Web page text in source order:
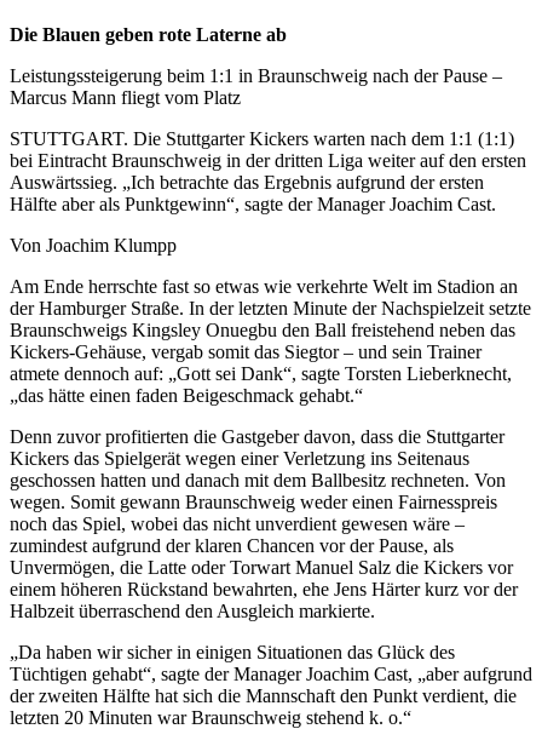
Die Blauen geben rote Laterne ab
Leistungssteigerung beim 1:1 in Braunschweig nach der Pause –
Marcus Mann fliegt vom Platz
STUTTGART. Die Stuttgarter Kickers warten nach dem 1:1 (1:1)
bei Eintracht Braunschweig in der dritten Liga weiter auf den ersten
Auswärtssieg. „Ich betrachte das Ergebnis aufgrund der ersten
Hälfte aber als Punktgewinn“, sagte der Manager Joachim Cast.
Von Joachim Klumpp
Am Ende herrschte fast so etwas wie verkehrte Welt im Stadion an
der Hamburger Straße. In der letzten Minute der Nachspielzeit setzte
Braunschweigs Kingsley Onuegbu den Ball freistehend neben das
Kickers-Gehäuse, vergab somit das Siegtor – und sein Trainer
atmete dennoch auf: „Gott sei Dank“, sagte Torsten Lieberknecht,
„das hätte einen faden Beigeschmack gehabt.“
Denn zuvor profitierten die Gastgeber davon, dass die Stuttgarter
Kickers das Spielgerät wegen einer Verletzung ins Seitenaus
geschossen hatten und danach mit dem Ballbesitz rechneten. Von
wegen. Somit gewann Braunschweig weder einen Fairnesspreis
noch das Spiel, wobei das nicht unverdient gewesen wäre –
zumindest aufgrund der klaren Chancen vor der Pause, als
Unvermögen, die Latte oder Torwart Manuel Salz die Kickers vor
einem höheren Rückstand bewahrten, ehe Jens Härter kurz vor der
Halbzeit überraschend den Ausgleich markierte.
„Da haben wir sicher in einigen Situationen das Glück des
Tüchtigen gehabt“, sagte der Manager Joachim Cast, „aber aufgrund
der zweiten Hälfte hat sich die Mannschaft den Punkt verdient, die
letzten 20 Minuten war Braunschweig stehend k. o.“